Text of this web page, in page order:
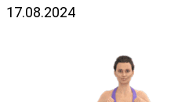
17.08.2024